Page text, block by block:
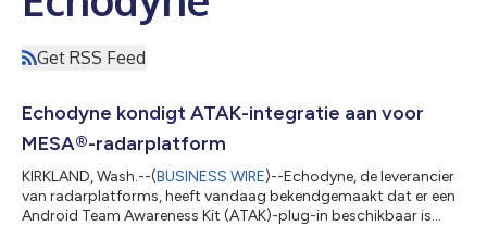
Get RSS Feed
Echodyne kondigt ATAK-integratie aan voor
MESA®-radarplatform
KIRKLAND, Wash.--(BUSINESS WIRE)--Echodyne, de leverancier
van radarplatforms, heeft vandaag bekendgemaakt dat er een
Android Team Awareness Kit (ATAK)-plug-in beschikbaar is